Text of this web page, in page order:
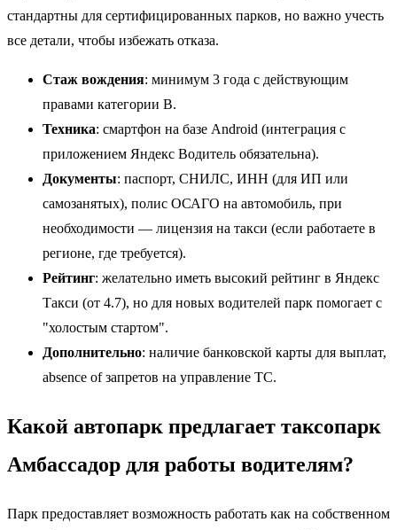
стандартны для сертифицированных парков, но важно учесть
все детали, чтобы избежать отказа.
Стаж вождения: минимум 3 года с действующим
правами категории B.
Техника: смартфон на базе Android (интеграция с
приложением Яндекс Водитель обязательна).
Документы: паспорт, СНИЛС, ИНН (для ИП или
самозанятых), полис ОСАГО на автомобиль, при
необходимости — лицензия на такси (если работаете в
регионе, где требуется).
Рейтинг: желательно иметь высокий рейтинг в Яндекс
Такси (от 4.7), но для новых водителей парк помогает с
"холостым стартом".
Дополнительно: наличие банковской карты для выплат,
absence of запретов на управление ТС.
Какой автопарк предлагает таксопарк
Амбассадор для работы водителям?
Парк предоставляет возможность работать как на собственном